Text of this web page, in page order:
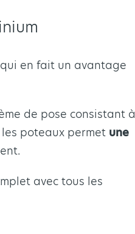
en fait un avantage
de pose consistant à
poteaux permet une
avec tous les